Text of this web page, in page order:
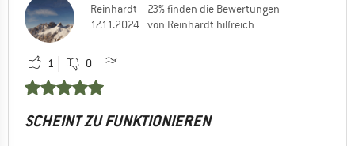
Reinhardt
17.11.2024
23% finden die Bewertungen
von Reinhardt hilfreich
1 0
SCHEINT ZU FUNKTIONIEREN